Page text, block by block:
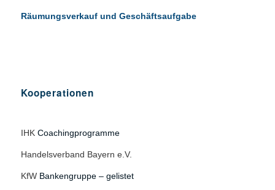
Räumungsverkauf und Geschäftsaufgabe
Kooperationen
IHKCoachingprogramme
Handelsverband Bayern e.V.
KfWBankengruppe – gelistet